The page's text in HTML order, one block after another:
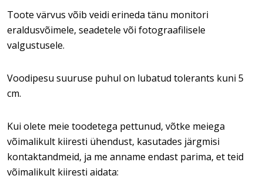
Toote värvus võib veidi erineda tänu monitori
eraldusvõimele, seadetele või fotograafilisele
valgustusele.
Voodipesu suuruse puhul on lubatud tolerants kuni 5
cm.
Kui olete meie toodetega pettunud, võtke meiega
võimalikult kiiresti ühendust, kasutades järgmisi
kontaktandmeid, ja me anname endast parima, et teid
võimalikult kiiresti aidata: